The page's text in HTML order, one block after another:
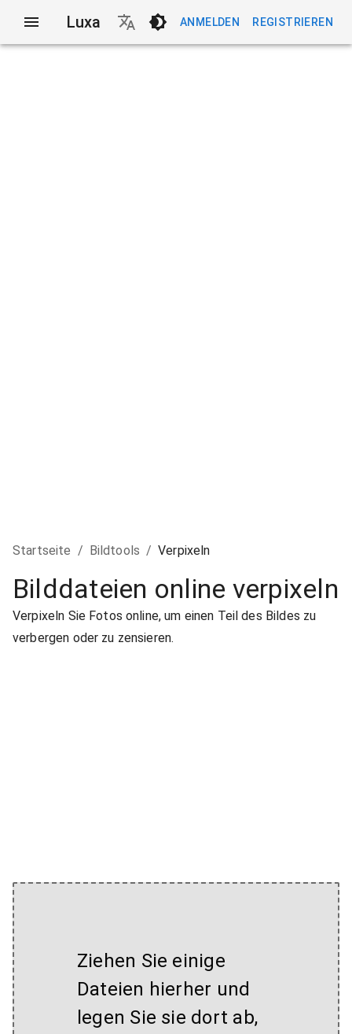
Luxa ANMELDEN REGISTRIEREN
Startseite / Bildtools / Verpixeln
Bilddateien online verpixeln
Verpixeln Sie Fotos online, um einen Teil des Bildes zu
verbergen oder zu zensieren.
Ziehen Sie einige
Dateien hierher und
legen Sie sie dort ab,